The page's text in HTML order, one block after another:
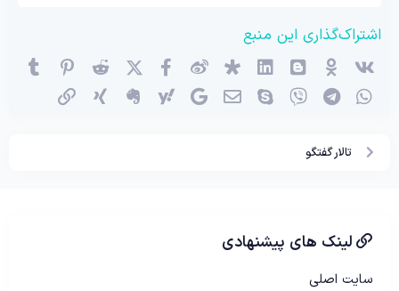
اشتراک‌گذاری این منبع
وی‌کی اوکی (OK) بلاگر لینکدین دیاسپورا ویبو فیسبوک ردیت پینترست
واتساپ
تلگرام وایبر اسکایپ ایمیل گوگل یاهو اِورنُت زینگ
تالار گفتگو
لینک های پیشنهادی
سایت اصلی